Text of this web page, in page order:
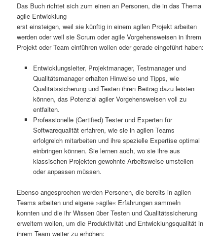
Das Buch richtet sich zum einen an Personen, die in das Thema
agile Entwicklung
erst einsteigen, weil sie künftig in einem agilen Projekt arbeiten
werden oder weil sie Scrum oder agile Vorgehensweisen in ihrem
Projekt oder Team einführen wollen oder gerade eingeführt haben:
Entwicklungsleiter, Projektmanager, Testmanager und
Qualitätsmanager erhalten Hinweise und Tipps, wie
Qualitätssicherung und Testen ihren Beitrag dazu leisten
können, das Potenzial agiler Vorgehensweisen voll zu
entfalten.
Professionelle (Certified) Tester und Experten für
Softwarequalität erfahren, wie sie in agilen Teams
erfolgreich mitarbeiten und ihre spezielle Expertise optimal
einbringen können. Sie lernen auch, wo sie ihre aus
klassischen Projekten gewohnte Arbeitsweise umstellen
oder anpassen müssen.
Ebenso angesprochen werden Personen, die bereits in agilen
Teams arbeiten und eigene »agile« Erfahrungen sammeln
konnten und die ihr Wissen über Testen und Qualitätssicherung
erweitern wollen, um die Produktivität und Entwicklungsqualität in
ihrem Team weiter zu erhöhen: